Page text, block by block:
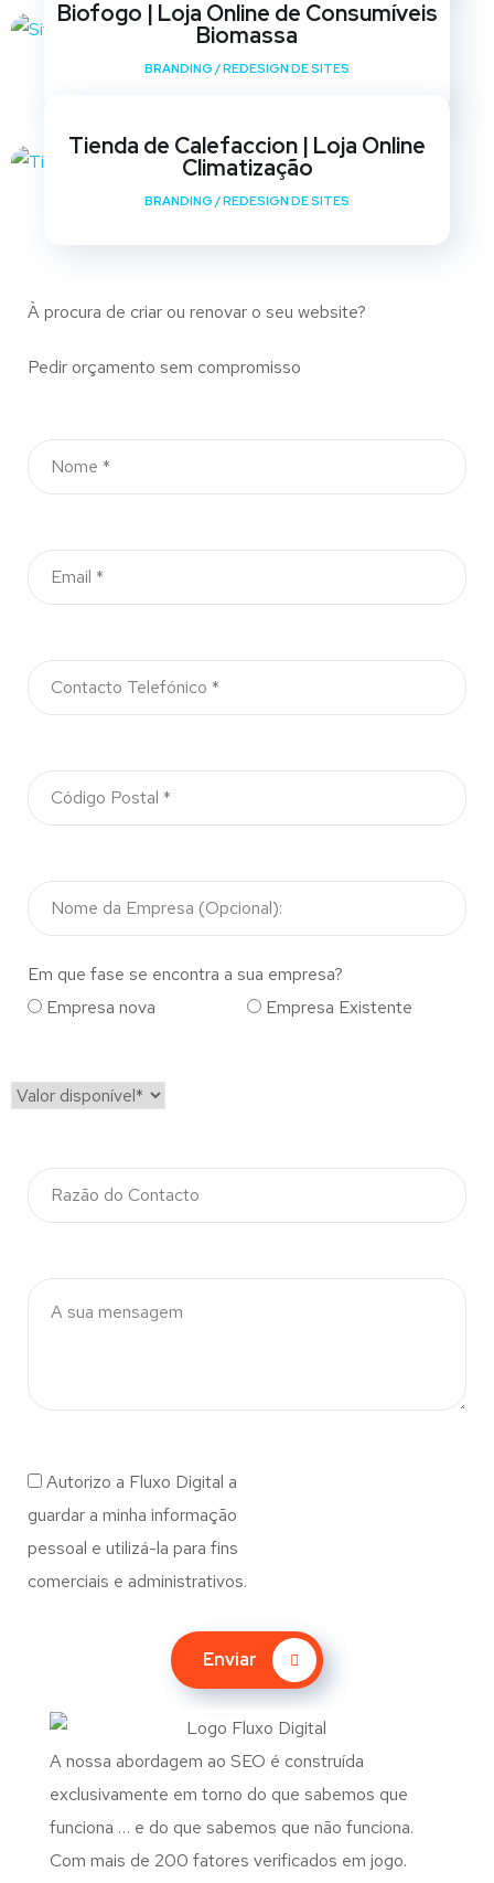
Biofogo | Loja Online de Consumíveis
Biomassa
BRANDING /REDESIGN DE SITES
Tienda de Calefaccion | Loja Online
Climatização
BRANDING /REDESIGN DE SITES
À procura de criar ou renovar o seu website?
Pedir orçamento sem compromisso
Em que fase se encontra a sua empresa?
Empresa nova
Empresa Existente
Autorizo a Fluxo Digital a
guardar a minha informação
pessoal e utilizá-la para fins
comerciais e administrativos.
Enviar
A nossa abordagem ao SEO é construída
exclusivamente em torno do que sabemos que
funciona … e do que sabemos que não funciona.
Com mais de 200 fatores verificados em jogo.